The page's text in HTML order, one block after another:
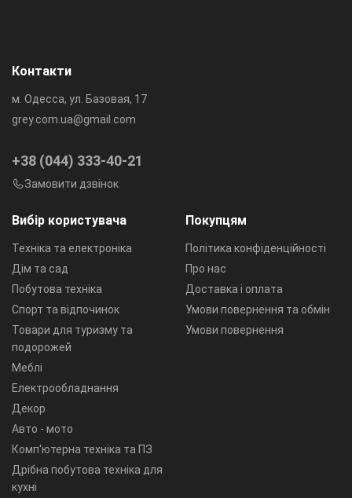
Вибір користувача
Техніка та електроніка
Дім та сад
Побутова техніка
Спорт та відпочинок
Товари для туризму та
подорожей
Меблі
Електрообладнання
Декор
Авто - мото
Комп'ютерна техніка та ПЗ
Дрібна побутова техніка для
кухні
Покупцям
Політика конфіденційності
Про нас
Доставка і оплата
Умови повернення та обмін
Умови повернення
Контакти
м. Одесса, ул. Базовая, 17
grey.com.ua@gmail.com
+38 (044) 333-40-21
Замовити дзвінок